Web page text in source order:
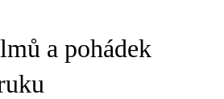
a pohádek